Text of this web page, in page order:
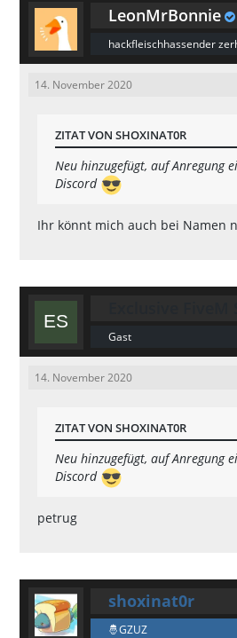
LeonMrBonnie
hackfleischhassender
14. November 2020
ZITAT VON SHOXINAT0R
Neu hinzugefügt, auf Anregung
Discord
Ihr könnt mich auch bei Namen
Gast
14. November 2020
ZITAT VON SHOXINAT0R
Neu hinzugefügt, auf Anregung
Discord
petrug
shoxinat0r
GZUZ